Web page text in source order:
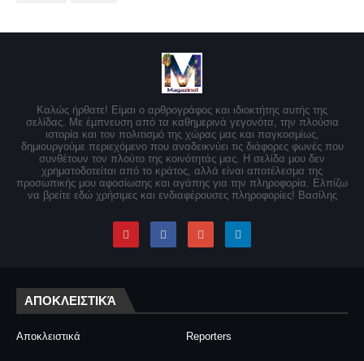
Καλώς ήρθατε! Είμαι ο αρθρογράφος και ιδιοκτήτης αυτής της
σελίδας. Με έμπνευση από τα καθημερινά γεγονότα, την πλούσια
ιστορία και τον πολιτισμό της χώρας μας και παγκοσμίως,
δημιουργούμε περιεχόμενο που αναδεικνύει τις διάφορες φωνές που
συνθέτουν τον πλούτο της κοινότητάς μας. Η σελίδα μου δεν
χρηματοδοτείται από το κράτος, αλλά είναι αποτέλεσμα της
προσωπικής μου αφοσίωσης και αγάπης για την πληροφορία. Ελπίζω
να βρείτε εδώ χρήσιμες και ενδιαφέρουσες πληροφορίες! Βασίλης
ΑΠΟΚΛΕΙΣΤΙΚΆ
Αποκλειστικά Reporters